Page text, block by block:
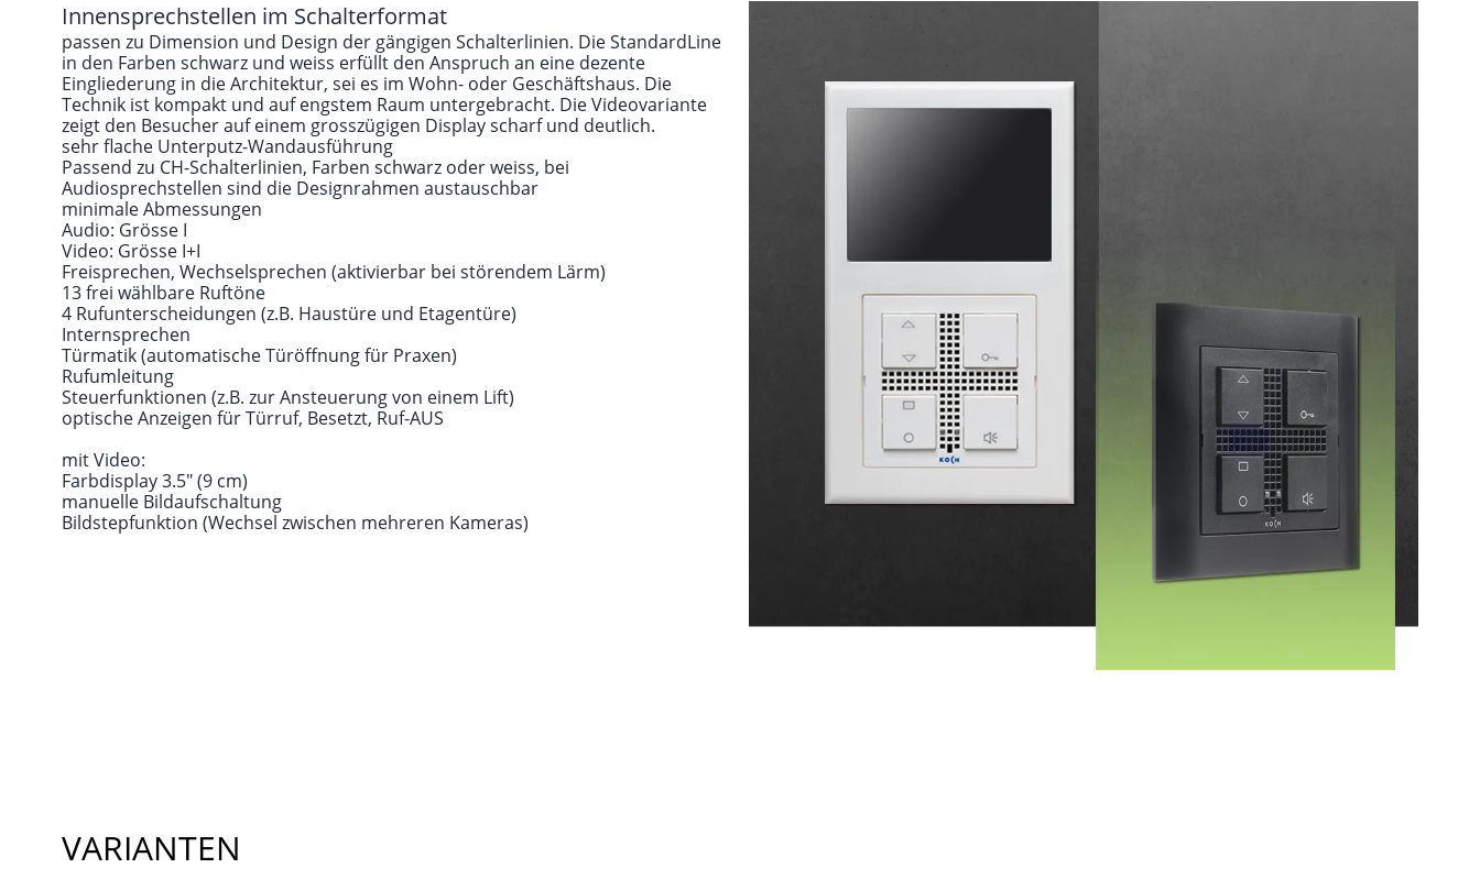
Innensprechstellen im Schalterformat
passen zu Dimension und Design der gängigen Schalterlinien. Die StandardLine
in den Farben schwarz und weiss erfüllt den Anspruch an eine dezente
Eingliederung in die Architektur, sei es im Wohn- oder Geschäftshaus. Die
Technik ist kompakt und auf engstem Raum untergebracht. Die Videovariante
zeigt den Besucher auf einem grosszügigen Display scharf und deutlich.
sehr flache Unterputz-Wandausführung
Passend zu CH-Schalterlinien, Farben schwarz oder weiss, bei
Audiosprechstellen sind die Designrahmen austauschbar
minimale Abmessungen
Audio: Grösse I
Video: Grösse I+I
Freisprechen, Wechselsprechen (aktivierbar bei störendem Lärm)
13 frei wählbare Ruftöne
4 Rufunterscheidungen (z.B. Haustüre und Etagentüre)
Internsprechen
Türmatik (automatische Türöffnung für Praxen)
Rufumleitung
Steuerfunktionen (z.B. zur Ansteuerung von einem Lift)
optische Anzeigen für Türruf, Besetzt, Ruf-AUS
mit Video:
Farbdisplay 3.5" (9 cm)
manuelle Bildaufschaltung
Bildstepfunktion (Wechsel zwischen mehreren Kameras)
VARIANTEN